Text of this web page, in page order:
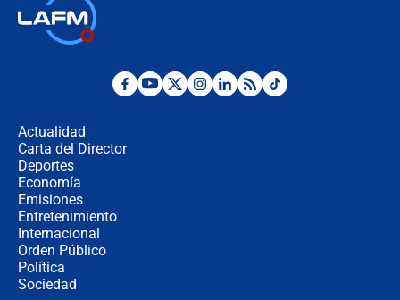
¿Por qué De la Espriella gobernará
Actualidad
Carta del Director
Deportes
Economía
Emisiones
Entretenimiento
Internacional
Orden Público
Política
Sociedad